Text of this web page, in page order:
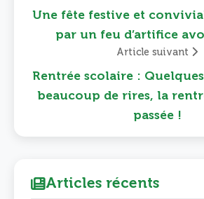
Une fête festive et
par un feu d’artifice
Article suivant
Rentrée scolaire :
beaucoup de rires, la
passée !
Articles récents